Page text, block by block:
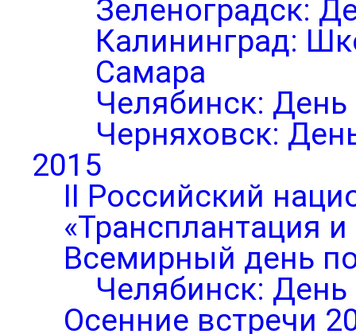
Зеленоградск:
Калининград:
Самара
Челябинск: День
Черняховск:
2015
II Российский
«Трансплантация
Всемирный день
Челябинск: День
Осенние встречи